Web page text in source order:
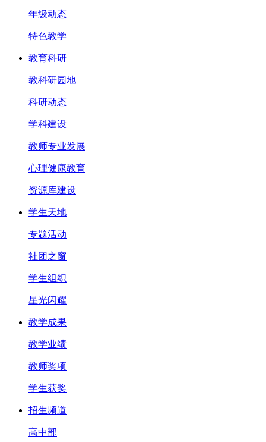
年级动态
特色教学
教育科研
教科研园地
科研动态
学科建设
教师专业发展
心理健康教育
资源库建设
学生天地
专题活动
社团之窗
学生组织
星光闪耀
教学成果
教学业绩
教师奖项
学生获奖
招生频道
高中部